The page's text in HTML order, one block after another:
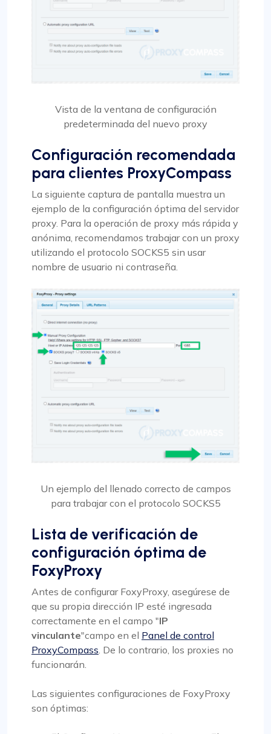
Vista de la ventana de configuración
predeterminada del nuevo proxy
Configuración recomendada
para clientes ProxyCompass
La siguiente captura de pantalla muestra un
ejemplo de la configuración óptima del servidor
proxy. Para la operación de proxy más rápida y
anónima, recomendamos trabajar con un proxy
utilizando el protocolo SOCKS5 sin usar
nombre de usuario ni contraseña.
Un ejemplo del llenado correcto de campos
para trabajar con el protocolo SOCKS5
Lista de verificación de
configuración óptima de
FoxyProxy
Antes de configurar FoxyProxy, asegúrese de
que su propia dirección IP esté ingresada
correctamente en el campo "IP
vinculante"campo en el Panel de control
ProxyCompass. De lo contrario, los proxies no
funcionarán.
Las siguientes configuraciones de FoxyProxy
son óptimas: